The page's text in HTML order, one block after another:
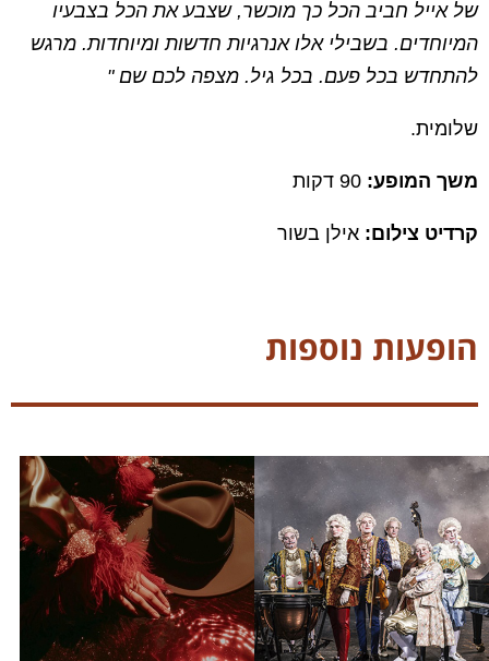
של אייל חביב הכל כך מוכשר, שצבע את הכל בצבעיו
המיוחדים. בשבילי אלו אנרגיות חדשות ומיוחדות. מרגש
להתחדש בכל פעם. בכל גיל. מצפה לכם שם "
שלומית.
משך המופע:
קרדיט צילום: אילן בשור
הופעות נוספות